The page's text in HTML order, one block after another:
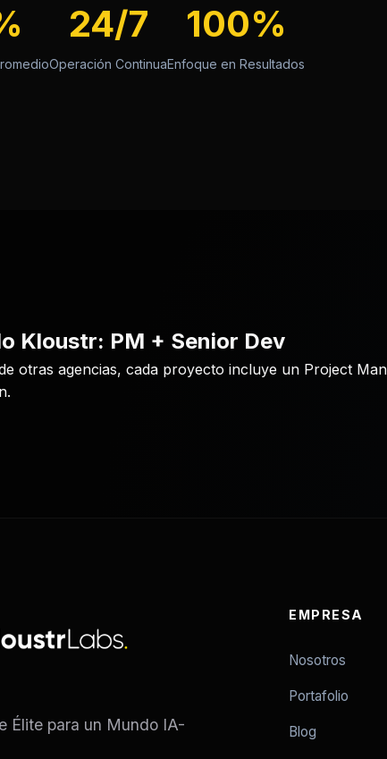
24/7
Operación Continua
100%
Enfoque en Resultados
Kloustr: PM + Senior Dev
otras agencias, cada proyecto incluye un Project
Élite para un Mundo IA-
EMPRESA
Nosotros
Portafolio
Blog